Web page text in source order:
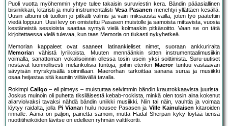
Puoli vuotta myöhemmin yhtye tulee takaisin suruviestin kera. Bändin pääasiallinen
biisinikkari, kitaristi ja multi-instrumentalisti Vesa Pasanen menehtyi yllättäen kesällä.
Uusin albumi oli tuolloin jo pitkälti valmis ja vain miksausta vailla, joten työ päätettiin
viedä loppuun. Uusi levy on omistettu Pasasen muistolle ja samoista mittavista, vuosia
kestäneistä sessioista saattaa syntyä vielä kolmaskin pitkäsoitto. Vaan se on tätä
kirjoitettaessa vielä tulevaa, kun taas Memoria on tiukasti nykyhetkeä.
Memorian kappaleet ovat saaneet latinankieliset nimet, suoraan ankkuriraita
Memorian vähistä lyriikoista. Muuten mennäänkin sitten instrumentaalimusiikin
voimalla, sanattoman vokalisoinnin ollessa tosin usein yksi soittimista. Suru-uutiset
nostavat luonnollisesti melankolisia tuntoja, joihin etenkin Maerortuntuu vastaavan
sävyisän myrskyisällä soinnillaan. Maerorhan tarkoittaa sanana surua ja musiikki
osaa heijastaa sitä kauniin viiltävällä tavalla.
Rokimpi Caligo– eli pimeys – muistuttaa selvimmin bändin krautrokkaavista juurista.
Joskus muinoin oli puhetta tiksiläisestä kebab-rockista, minkä olen tosin aina kokenut
aliarvioivaksi tavaksi nähdä bändin uniikki musiikki. Niin tai näin, vauhtia ja voimaa
löytyy raidalta, jolla Pi Vianan huilu nousee Pasasen ja Ville Kainulaisen kitaroiden
rinnalle. Ääniä on paljon, painetta samoin, mutta Hadal Sherpan kyky löytää tiensä
nuottitiheiköiden lävitse on edelleen ryhmän valttikortti.